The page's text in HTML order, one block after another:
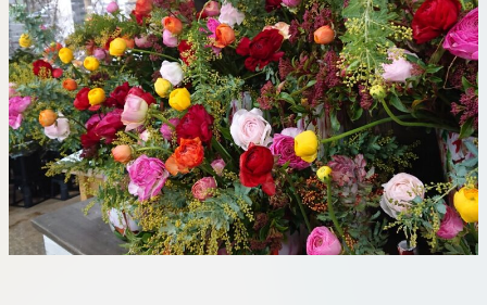
川崎加工部
お取引につ
いて
お問い合わ
せ
EN